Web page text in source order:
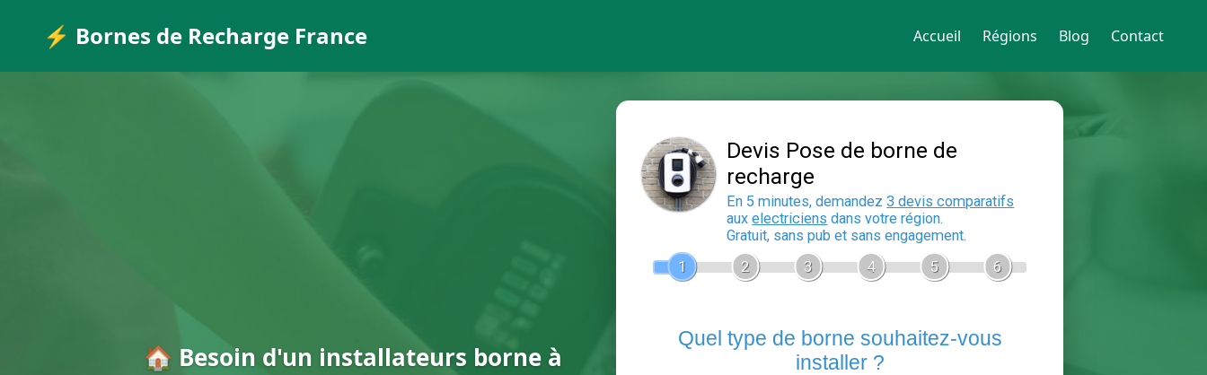
⚡ Bornes de Recharge France Accueil Régions Blog Contact
🏠 Besoin d'un installateurs borne à
recharge
En 5 minutes, demandez
auxelectriciensdans votre région.
Gratuit, sans pub et sans engagement.